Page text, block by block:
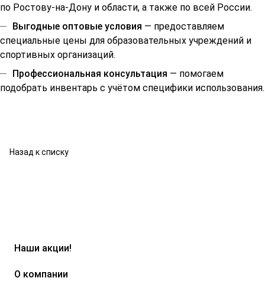
по Ростову-на-Дону и области, а также по всей России.
Выгодные оптовые условия — предоставляем
специальные цены для образовательных учреждений и
спортивных организаций.
Профессиональная консультация — помогаем
подобрать инвентарь с учётом специфики использования.
Назад к списку
Наши акции!
О компании